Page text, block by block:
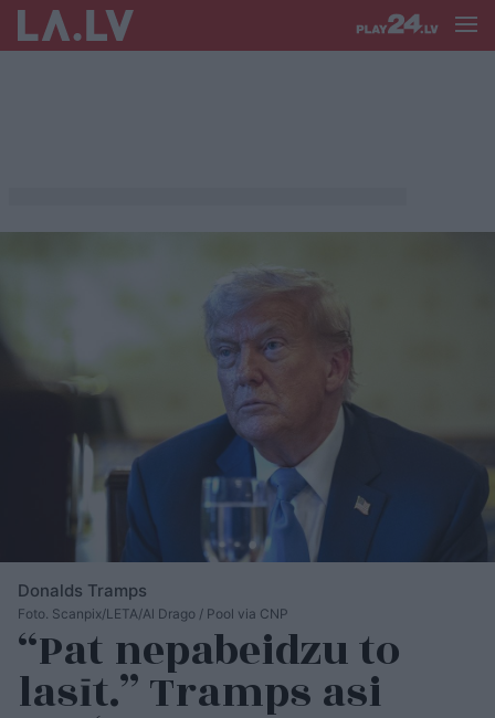
Donalds Tramps
Foto. Scanpix/LETA/Al Drago / Pool via CNP
“Pat nepabeidzu to
lasīt.” Tramps asi